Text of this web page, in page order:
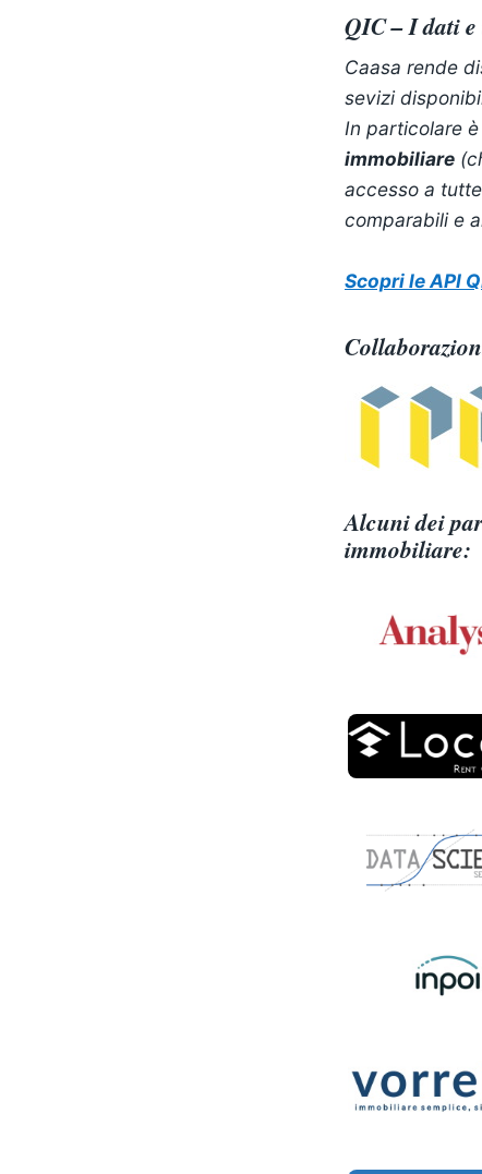
QIC– I dati e
Caasa rende
sevizi
In particolare
immobiliare
accesso a
comparabili e
Scopri le API
Alcuni dei
immobiliare: